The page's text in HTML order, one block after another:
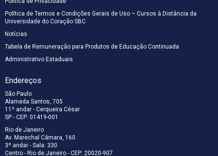
Política de Termos e Condições Gerais de Uso – Cursos à Distância da
Universidade do Coração SBC
Notícias
Tabela de Remuneração para Produtos de Educação Continuada
Administrativo Estaduais
Endereços
São Paulo
Alameda Santos, 705
11º andar - Cerqueira César
SP - CEP: 01419-001
Rio de Janeiro
Av. Marechal Câmara, 160
3º andar - Sala: 330
Centro - Rio de Janeiro - CEP: 20020-907